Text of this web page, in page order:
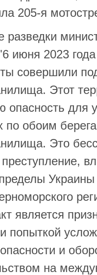
205-я
разведки
июня 2023
совершили
Этот
опасность для
по обоим
Это
Украины
является
попыткой
и
на